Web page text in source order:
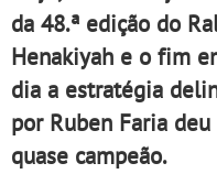
da 48.ª edição do
Henakiyah e o fim
dia a estratégia
por Ruben Faria
quase campeão.